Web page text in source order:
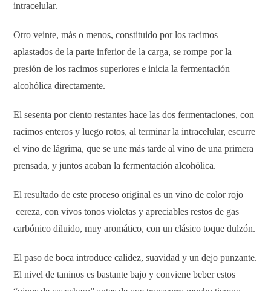
intracelular.
Otro veinte, más o menos, constituido por los racimos
aplastados de la parte inferior de la carga, se rompe por la
presión de los racimos superiores e inicia la fermentación
alcohólica directamente.
El sesenta por ciento restantes hace las dos fermentaciones, con
racimos enteros y luego rotos, al terminar la intracelular, escurre
el vino de lágrima, que se une más tarde al vino de una primera
prensada, y juntos acaban la fermentación alcohólica.
El resultado de este proceso original es un vino de color rojo
cereza, con vivos tonos violetas y apreciables restos de gas
carbónico diluido, muy aromático, con un clásico toque dulzón.
El paso de boca introduce calidez, suavidad y un dejo punzante.
El nivel de taninos es bastante bajo y conviene beber estos